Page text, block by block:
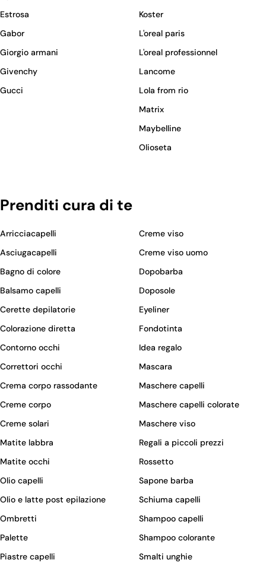
Estrosa
Gabor
Giorgio armani
Givenchy
Gucci
Koster
L'oreal paris
L'oreal professionnel
Lancome
Lola from rio
Matrix
Maybelline
Olioseta
Prenditi cura di te
Arricciacapelli
Asciugacapelli
Bagno di colore
Balsamo capelli
Cerette depilatorie
Colorazione diretta
Contorno occhi
Correttori occhi
Crema corpo rassodante
Creme corpo
Creme solari
Creme viso
Creme viso uomo
Dopobarba
Doposole
Eyeliner
Fondotinta
Idea regalo
Mascara
Maschere capelli
Maschere capelli colorate
Maschere viso
Matite labbra
Matite occhi
Olio capelli
Olio e latte post epilazione
Ombretti
Palette
Piastre capelli
Regali a piccoli prezzi
Rossetto
Sapone barba
Schiuma capelli
Shampoo capelli
Shampoo colorante
Smalti unghie